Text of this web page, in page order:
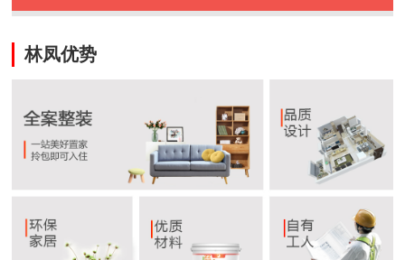
林凤优势